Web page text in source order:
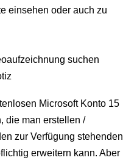
einsehen oder auch zu
suchen
Microsoft Konto 15
die man erstellen /
zur Verfügung stehenden
erweitern kann. Aber